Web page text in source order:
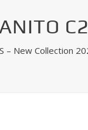
– New Collection